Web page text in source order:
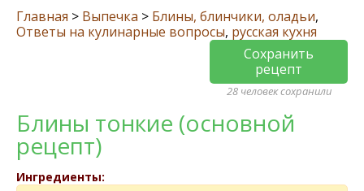
Главная > Выпечка > Блины, блинчики, оладьи,
Ответы на кулинарные вопросы, русская кухня
Сохранить
рецепт
28 человек сохранили
Блины тонкиe (основной
рeцeпт)
Ингредиенты: